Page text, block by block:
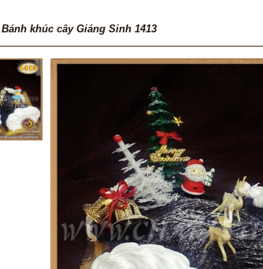
Bánh khúc cây Giáng Sinh 1413